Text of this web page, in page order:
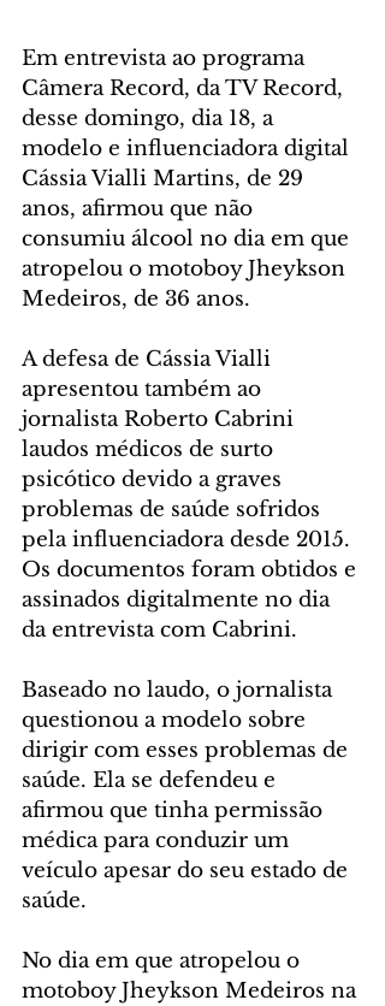
Em entrevista ao programa
Câmera Record, da TV Record,
desse domingo, dia 18, a
modelo e influenciadora digital
Cássia Vialli Martins, de 29
anos, afirmou que não
consumiu álcool no dia em que
atropelou o motoboy Jheykson
Medeiros, de 36 anos.
A defesa de Cássia Vialli
apresentou também ao
jornalista Roberto Cabrini
laudos médicos de surto
psicótico devido a graves
problemas de saúde sofridos
pela influenciadora desde 2015.
Os documentos foram obtidos e
assinados digitalmente no dia
da entrevista com Cabrini.
Baseado no laudo, o jornalista
questionou a modelo sobre
dirigir com esses problemas de
saúde. Ela se defendeu e
afirmou que tinha permissão
médica para conduzir um
veículo apesar do seu estado de
saúde.
No dia em que atropelou o
motoboy Jheykson Medeiros na